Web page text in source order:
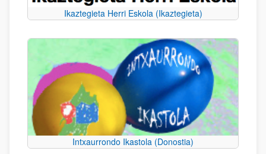
Ikaztegieta Herri Eskola (Ikaztegieta)
Intxaurrondo Ikastola (Donostia)